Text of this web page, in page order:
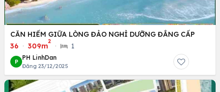
CĂN HIẾM GIỮA LÒNG ĐẢO NGHỈ DƯỠNG ĐẲNG CẤP
36 · 309m
2
· 1
P
PH LinhDan
Đăng 23/12/2025